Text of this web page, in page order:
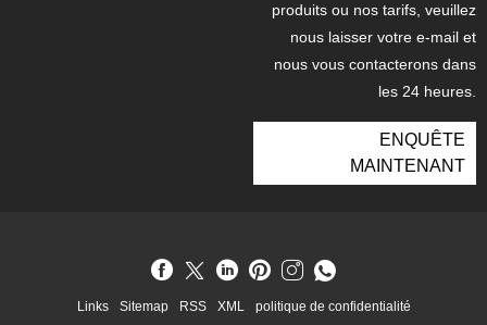
produits ou nos tarifs, veuillez
nous laisser votre e-mail et
nous vous contacterons dans
les 24 heures.
ENQUÊTE
MAINTENANT
Links Sitemap RSS XML politique de confidentialité